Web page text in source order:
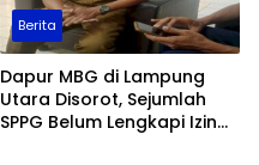
Berita
Dapur MBG di Lampung
Utara Disorot, Sejumlah
SPPG Belum Lengkapi Izin